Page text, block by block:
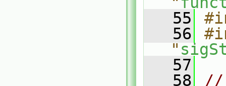
   55
   56
"
   57
   58
//